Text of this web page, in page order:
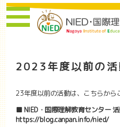
2023年度以前の活
23年度以前の活動は、こちらから
■ NIED・国際理解教育センター
https://blog.canpan.info/nied/